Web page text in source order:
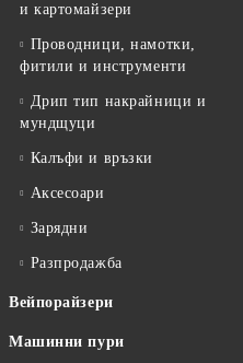
и картомайзери
Проводници, намотки,
фитили и инструменти
Дрип тип накрайници и
мундщуци
Калъфи и връзки
Аксесоари
Зарядни
Разпродажба
Вейпорайзери
Машинни пури